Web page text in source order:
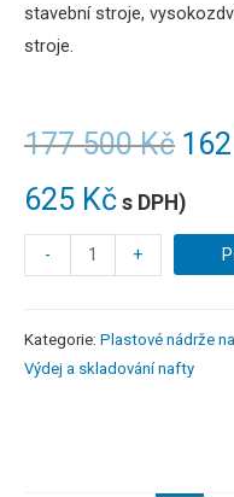
177 500Kč
625 Kč s DPH)
stavební stroje,
stroje.
- +
Kategorie: Plastové nádrže
Výdej a skladování nafty